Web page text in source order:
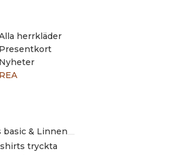
herrkläder
Presentkort
Nyheter
REA
basic & Linnen
tryckta